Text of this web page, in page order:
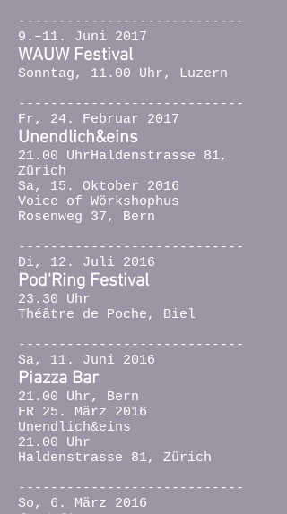
----------------------------
9.–11. Juni 2017
WAUW Festival
Sonntag, 11.00 Uhr, Luzern
----------------------------
Fr, 24. Februar 2017
Unendlich&eins
21.00 UhrHaldenstrasse 81,
Zürich
Sa, 15. Oktober 2016
Voice of Wörkshophus
Rosenweg 37, Bern
----------------------------
Di, 12. Juli 2016
Pod'Ring Festival
23.30 Uhr
Théâtre de Poche, Biel
----------------------------
Sa, 11. Juni 2016
Piazza Bar
21.00 Uhr, Bern
FR 25. März 2016
Unendlich&eins
21.00 Uhr
Haldenstrasse 81, Zürich
----------------------------
So, 6. März 2016